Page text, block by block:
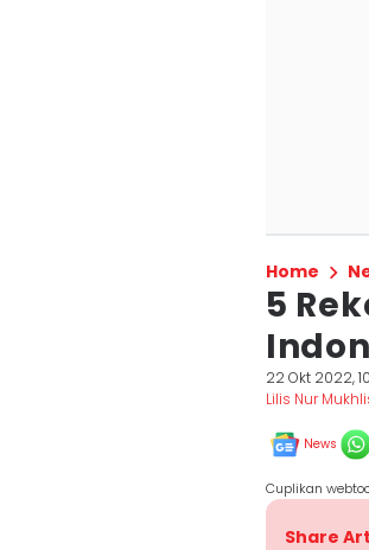
Home
5
22 Okt 2022,
Lilis Nur
News
Cuplikan
Share